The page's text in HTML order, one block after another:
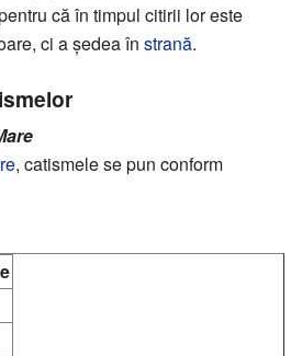
că în timpul citirii lor este
ci a ședea în strană.
, catismele se pun conform